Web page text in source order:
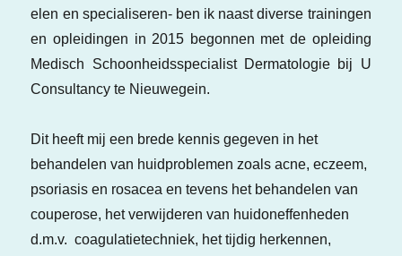
elen en specialiseren- ben ik naast diverse trainingen
en opleidingen in 2015 begonnen met de opleiding
Medisch Schoonheidsspecialist Dermatologie bij U
Consultancy te Nieuwegein.
Dit heeft mij een brede kennis gegeven in het
behandelen van huidproblemen zoals acne, eczeem,
psoriasis en rosacea en tevens het behandelen van
couperose, het verwijderen van huidoneffenheden
d.m.v. coagulatietechniek, het tijdig herkennen,